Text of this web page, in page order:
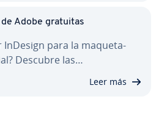
Adobe gratuitas
InDesign para la ma­que­ta­
Descubre las…
Leer más